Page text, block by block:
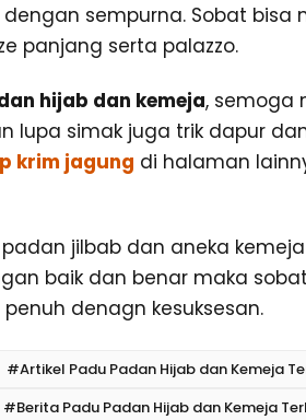
sempurna. Sobat bisa
panjang serta palazzo.
hijab dan kemeja, semoga
lupa simak juga trik dapur
krim jagung di halaman
jilbab dan aneka
baik dan benar maka
denagn kesuksesan.
#Artikel Padu Padan Hijab dan Kemeja
#Berita Padu Padan Hijab dan Kemeja